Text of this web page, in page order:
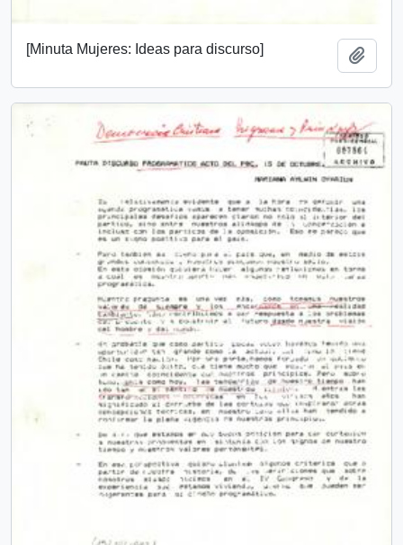
[Minuta Mujeres: Ideas para discurso]